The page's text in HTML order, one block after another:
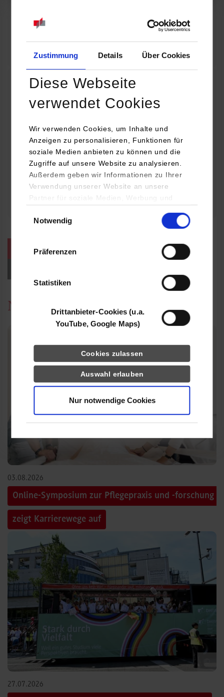
Zustimmung Details Über Cookies
Diese Webseite
verwendet Cookies
Wir verwenden Cookies, um Inhalte und
Anzeigen zu personalisieren, Funktionen für
soziale Medien anbieten zu können und die
Zugriffe auf unsere Website zu analysieren.
Außerdem geben wir Informationen zu Ihrer
Verwendung unserer Website an unsere
Partner für soziale Medien, Werbung und
YouTube, Google Maps) führen diese
Daten zusammen, die Sie ihnen bereitgestellt
haben oder die sie im Rahmen Ihrer Nutzung
Notwendig
Präferenzen
Statistiken
Drittanbieter-Cookies (u.a.
YouTube, Google Maps)
Cookies zulassen
Auswahl erlauben
Nur notwendige Cookies
Online INDIS-Infoveranstaltung für Studierende
Zum Event
Technologietag: Clean Urban Transportation –
nachhaltige Mobilität im (sub)urbanen Umfeld
16.09.2026 - 17.09.2026
Im Mittelpunkt stehen elektrische Antriebe, moderne
Batterietechnologien und innovative Fahrzeugkonzepte für
nachhaltige Mobilität in Stadt und…
weitere Veranstaltungen / Termine
News
03.08.2026
Online-Symposium zur Pflegepraxis und -forschung
zeigt Karrierewege auf
27.07.2026